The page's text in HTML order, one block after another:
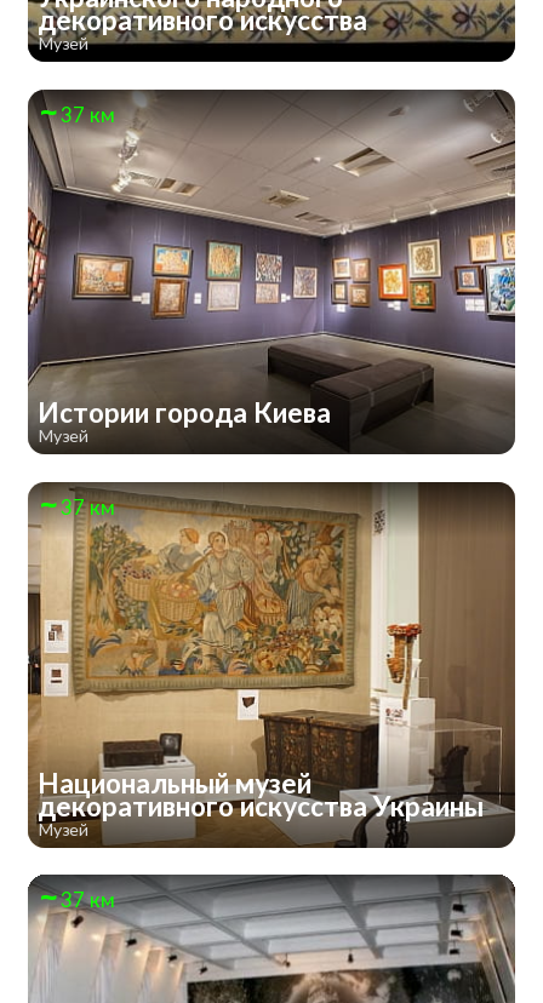
декоративного искусства
Музей
37 км
Истории города Киева
Музей
37 км
Национальный музей
декоративного искусства Украины
Музей
37 км